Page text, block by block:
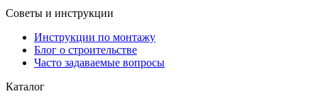
Советы и инструкции
Инструкции по монтажу
Блог о строительстве
Часто задаваемые вопросы
Каталог